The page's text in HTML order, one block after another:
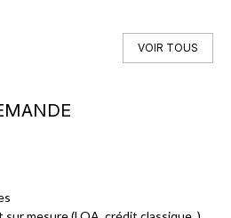
VOIR TOUS